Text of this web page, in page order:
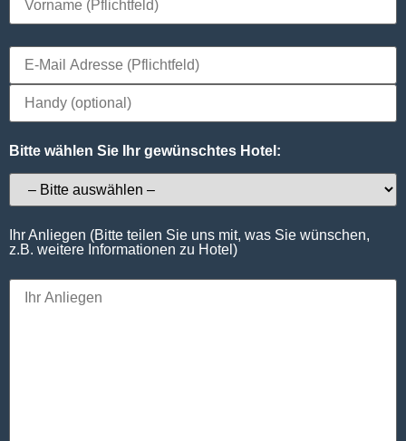
Bitte wählen Sie Ihr gewünschtes Hotel:
Ihr Anliegen (Bitte teilen Sie uns mit, was Sie wünschen,
z.B. weitere Informationen zu Hotel)